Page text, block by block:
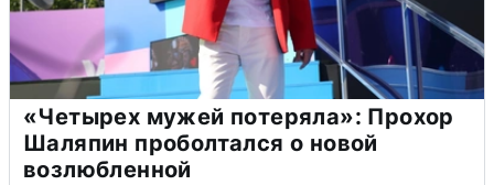
«Четырех мужей потеряла»: Прохор
Шаляпин проболтался о новой
возлюбленной